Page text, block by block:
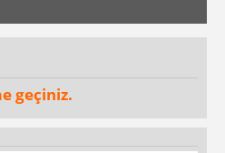
geçiniz.